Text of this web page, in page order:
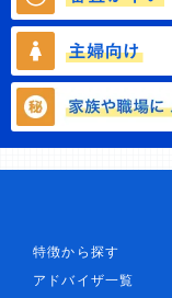
特徴から探す
アドバイザ一覧